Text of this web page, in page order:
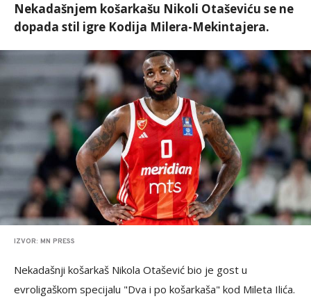
Nekadašnjem košarkašu Nikoli Otaševiću se ne
dopada stil igre Kodija Milera-Mekintajera.
IZVOR: MN PRESS
Nekadašnji košarkaš Nikola Otašević bio je gost u
evroligaškom specijalu "Dva i po košarkaša" kod Mileta Ilića.